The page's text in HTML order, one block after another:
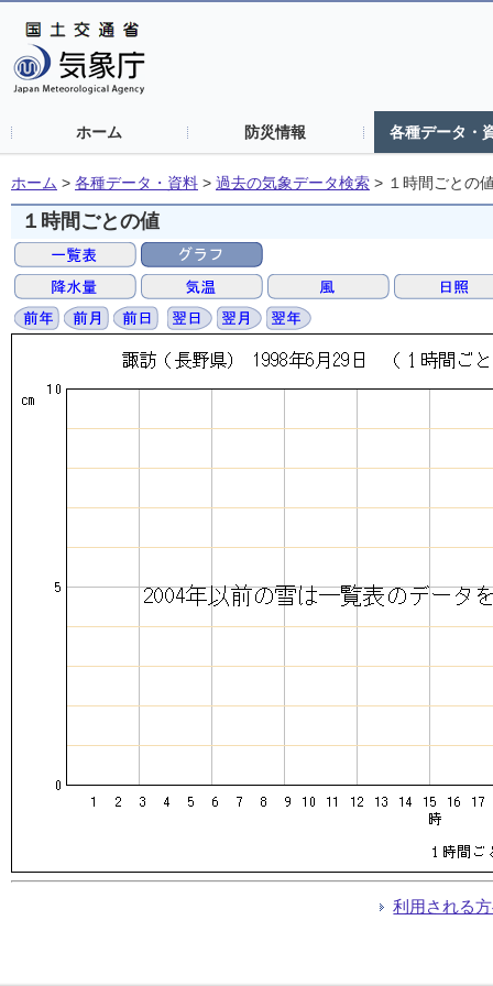
ホーム 防災情報 各種データ・
ホーム > 各種データ・資料 > 過去の気象データ検索 > １時間ごとの
１時間ごとの値
利用される